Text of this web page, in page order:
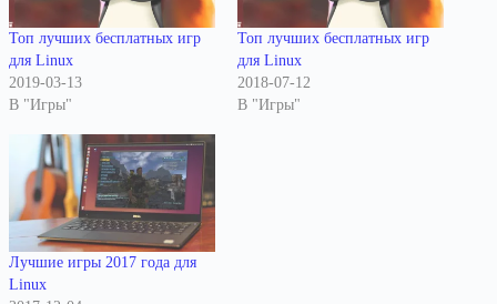
Топ лучших бесплатных игр
для Linux
2019-03-13
В "Игры"
Топ лучших бесплатных игр
для Linux
2018-07-12
В "Игры"
Лучшие игры 2017 года для
Linux